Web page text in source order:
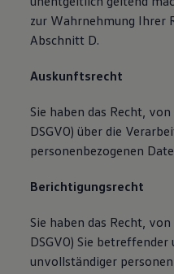
zur Wahrnehmung Ihrer
Abschnitt D.
Auskunftsrecht
Sie haben das Recht,
DSGVO) über die
personenbezogenen
Berichtigungsrecht
Sie haben das Recht,
DSGVO) Sie
unvollständiger